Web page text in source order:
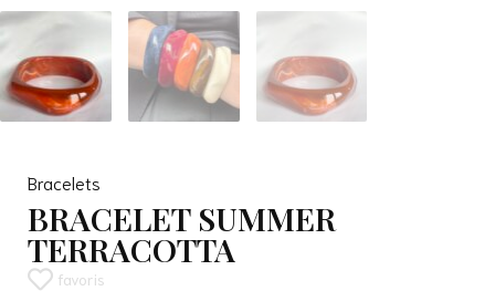
Bracelets
BRACELET SUMMER
TERRACOTTA
favoris